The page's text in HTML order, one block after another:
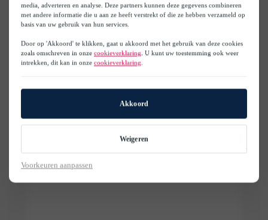
media, adverteren en analyse. Deze partners kunnen deze gegevens combineren
met andere informatie die u aan ze heeft verstrekt of die ze hebben verzameld op
basis van uw gebruik van hun services.
Door op 'Akkoord' te klikken, gaat u akkoord met het gebruik van deze cookies
zoals omschreven in onze cookieverklaring. U kunt uw toestemming ook weer
intrekken, dit kan in onze cookieverklaring.
Akkoord
Weigeren
Voorkeuren aanpassen